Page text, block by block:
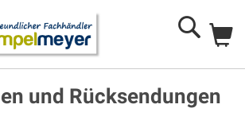
Search
und Rücksendungen